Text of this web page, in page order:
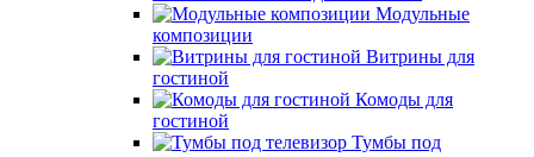
Модульные
композиции
Витрины для
гостиной
Комоды для
гостиной
Тумбы под